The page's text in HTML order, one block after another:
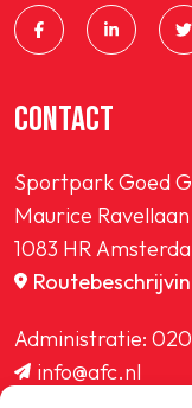
CONTACT
Sportpark Goed
Maurice
1083 HR
Administratie:
info@afc.nl